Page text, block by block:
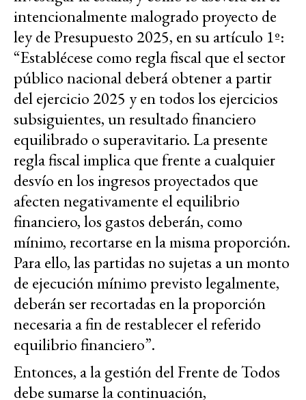
intencionalmente malogrado proyecto de
ley de Presupuesto 2025, en su artículo 1º:
“Establécese como regla fiscal que el sector
público nacional deberá obtener a partir
del ejercicio 2025 y en todos los ejercicios
subsiguientes, un resultado financiero
equilibrado o superavitario. La presente
regla fiscal implica que frente a cualquier
desvío en los ingresos proyectados que
afecten negativamente el equilibrio
financiero, los gastos deberán, como
mínimo, recortarse en la misma proporción.
Para ello, las partidas no sujetas a un monto
de ejecución mínimo previsto legalmente,
deberán ser recortadas en la proporción
necesaria a fin de restablecer el referido
equilibrio financiero”.
Entonces, a la gestión del Frente de Todos
debe sumarse la continuación,